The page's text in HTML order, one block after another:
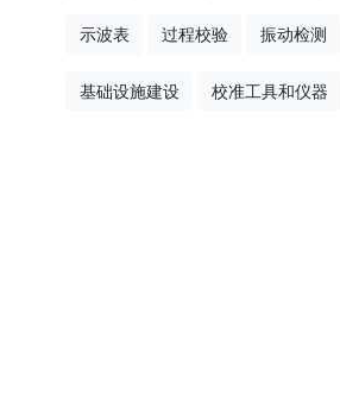
示波表 过程校验 振动检测
基础设施建设 校准工具和仪器